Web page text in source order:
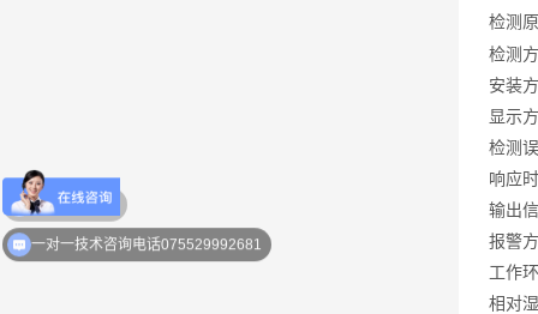
检测
检测
安装
显示
检测
响应
输出
报警
工作
相对
优惠活动介绍